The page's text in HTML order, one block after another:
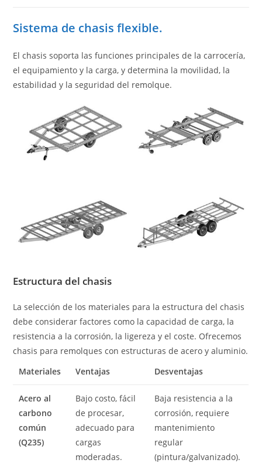
Sistema de chasis flexible.
El chasis soporta las funciones principales de la carrocería,
el equipamiento y la carga, y determina la movilidad, la
estabilidad y la seguridad del remolque.
Estructura del chasis
La selección de los materiales para la estructura del chasis
debe considerar factores como la capacidad de carga, la
resistencia a la corrosión, la ligereza y el coste. Ofrecemos
chasis para remolques con estructuras de acero y aluminio.
Materiales
Ventajas Desventajas
Acero al
carbono
común
(Q235)
Bajo costo, fácil
de procesar,
adecuado para
cargas
moderadas.
Baja resistencia a la
corrosión, requiere
mantenimiento
regular
(pintura/galvanizado).